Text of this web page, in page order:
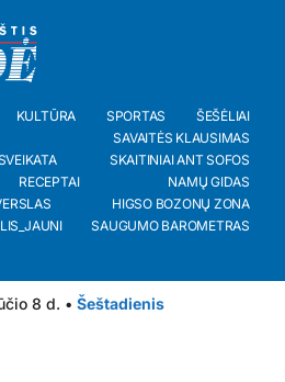
KULTŪRA SPORTAS
ŠEŠĖLIAI
SAVAITĖS KLAUSIMAS
SKAITINIAI ANT SOFOS
RECEPTAI
NAMŲ GIDAS
HIGSO BOZONŲ ZONA
SAUGUMO BAROMETRAS
8 d. • Šeštadienis